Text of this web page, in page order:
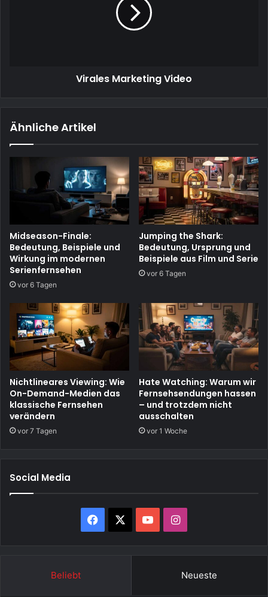
Virales Marketing Video
Ähnliche Artikel
Midseason-Finale:
Bedeutung, Beispiele und
Wirkung im modernen
Serienfernsehen
vor 6 Tagen
Jumping the Shark:
Bedeutung, Ursprung und
Beispiele aus Film und Serie
vor 6 Tagen
Nichtlineares Viewing: Wie
On-Demand-Medien das
klassische Fernsehen
verändern
vor 7 Tagen
Hate Watching: Warum wir
Fernsehsendungen hassen
– und trotzdem nicht
ausschalten
vor 1 Woche
Social Media
Facebook YouTubeInstagram
Beliebt Neueste